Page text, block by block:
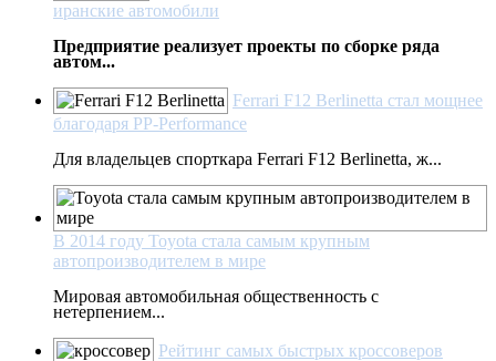
иранские автомобили
Предприятие реализует проекты по сборке ряда
автом...
Ferrari F12 Berlinetta стал мощнее
благодаря PP-Performance
Для владельцев спорткара Ferrari F12 Berlinetta, ж...
В 2014 году Toyota стала самым крупным
автопроизводителем в мире
Мировая автомобильная общественность с
нетерпением...
Рейтинг самых быстрых кроссоверов